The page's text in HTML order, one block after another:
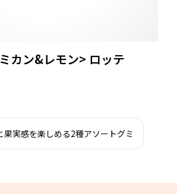
カン&レモン> ロッテ
果実感を楽しめる2種アソートグミ